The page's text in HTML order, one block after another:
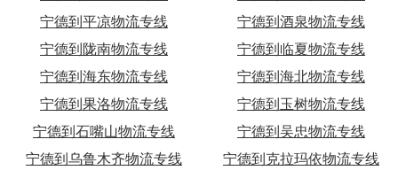
宁德到平凉物流专线
宁德到酒泉物流专线
宁德到陇南物流专线
宁德到临夏物流专线
宁德到海东物流专线
宁德到海北物流专线
宁德到果洛物流专线
宁德到玉树物流专线
宁德到石嘴山物流专线
宁德到吴忠物流专线
宁德到乌鲁木齐物流专线
宁德到克拉玛依物流专线